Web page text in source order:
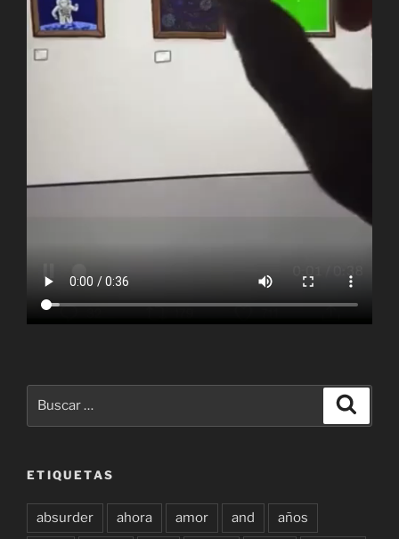
ETIQUETAS
absurder ahora amor and años